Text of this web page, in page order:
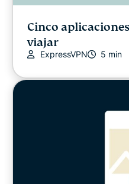
Cinco
viajar
ExpressVPN 5 min